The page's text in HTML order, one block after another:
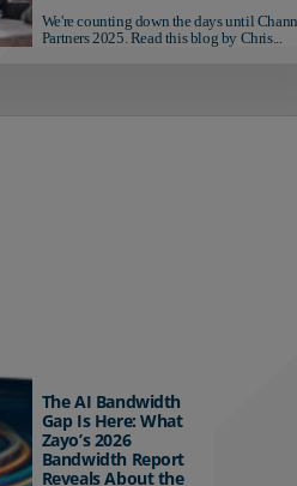
We're counting down the days until
Partners 2025. Read this blog by Chris...
The AI Bandwidth
Gap Is Here: What
Zayo’s 2026
Bandwidth Report
Reveals About the